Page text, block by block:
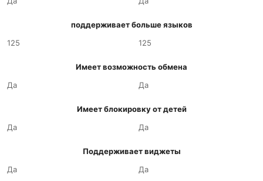
поддерживает больше языков
125
125
Имеет возможность обмена
Да
Да
Имеет блокировку от детей
Да
Да
Поддерживает виджеты
Да
Да